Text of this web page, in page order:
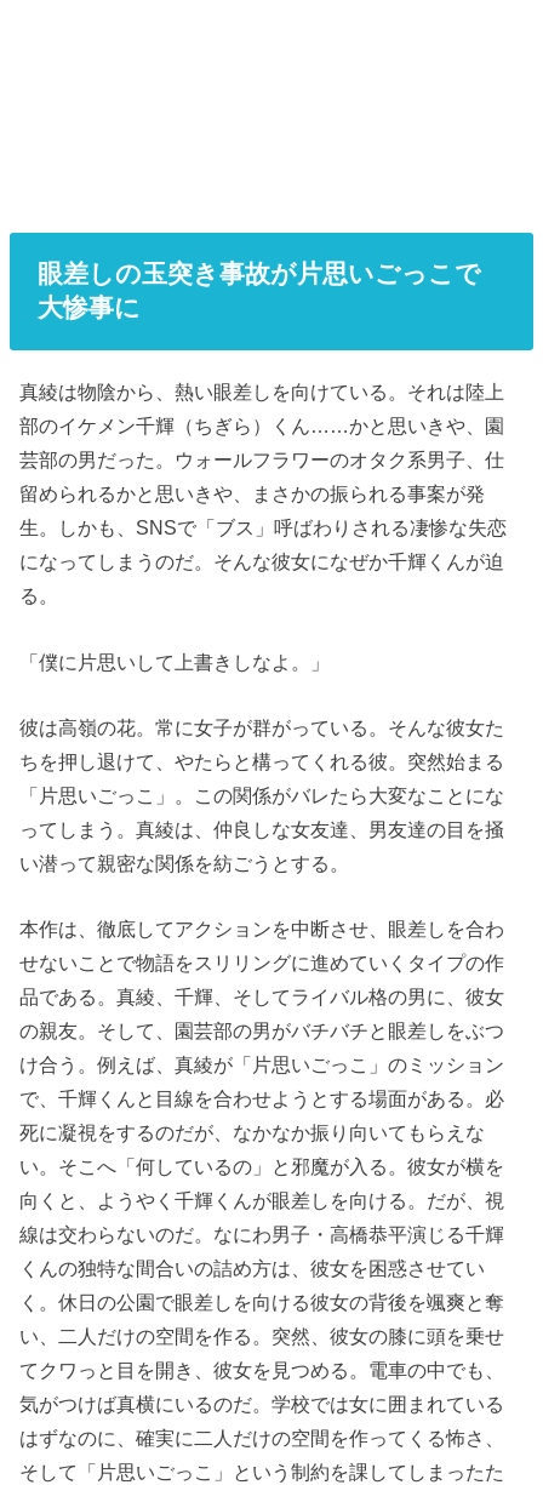
眼差しの玉突き事故が片思いごっこで
大惨事に
真綾は物陰から、熱い眼差しを向けている。それは陸上
部のイケメン千輝（ちぎら）くん……かと思いきや、園
芸部の男だった。ウォールフラワーのオタク系男子、仕
留められるかと思いきや、まさかの振られる事案が発
生。しかも、SNSで「ブス」呼ばわりされる凄惨な失恋
になってしまうのだ。そんな彼女になぜか千輝くんが迫
る。
「僕に片思いして上書きしなよ。」
彼は高嶺の花。常に女子が群がっている。そんな彼女た
ちを押し退けて、やたらと構ってくれる彼。突然始まる
「片思いごっこ」。この関係がバレたら大変なことにな
ってしまう。真綾は、仲良しな女友達、男友達の目を掻
い潜って親密な関係を紡ごうとする。
本作は、徹底してアクションを中断させ、眼差しを合わ
せないことで物語をスリリングに進めていくタイプの作
品である。真綾、千輝、そしてライバル格の男に、彼女
の親友。そして、園芸部の男がバチバチと眼差しをぶつ
け合う。例えば、真綾が「片思いごっこ」のミッション
で、千輝くんと目線を合わせようとする場面がある。必
死に凝視をするのだが、なかなか振り向いてもらえな
い。そこへ「何しているの」と邪魔が入る。彼女が横を
向くと、ようやく千輝くんが眼差しを向ける。だが、視
線は交わらないのだ。なにわ男子・高橋恭平演じる千輝
くんの独特な間合いの詰め方は、彼女を困惑させてい
く。休日の公園で眼差しを向ける彼女の背後を颯爽と奪
い、二人だけの空間を作る。突然、彼女の膝に頭を乗せ
てクワっと目を開き、彼女を見つめる。電車の中でも、
気がつけば真横にいるのだ。学校では女に囲まれている
はずなのに、確実に二人だけの空間を作ってくる怖さ、
そして「片思いごっこ」という制約を課してしまったた